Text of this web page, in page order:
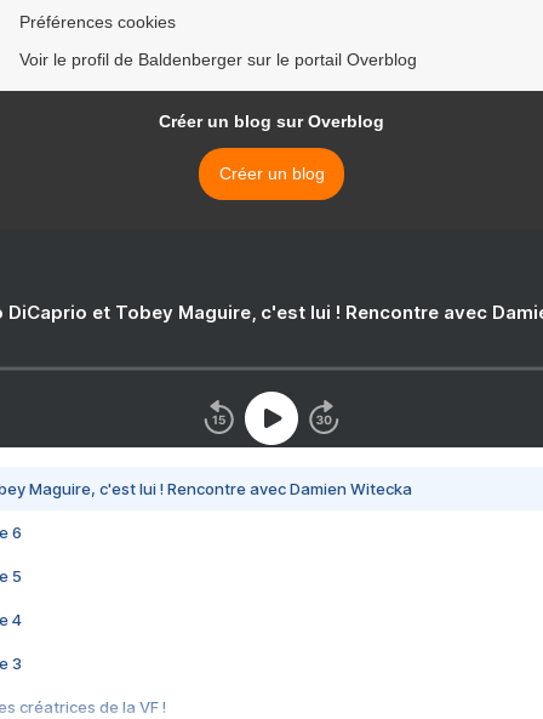
Préférences cookies
Voir le profil de Baldenberger sur le portail Overblog
Créer un blog sur Overblog
Créer un blog
DiCaprio et Tobey Maguire, c'est lui ! Rencontre avec
Maguire, c'est lui ! Rencontre avec Damien Witecka
6
5
4
3
créatrices de la VF !